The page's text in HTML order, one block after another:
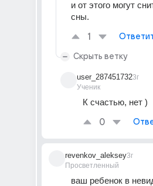
и от этого могут
сны.
1
Скрыть ветку
user_287451732
Ученик
3г
К счастью, нет )
0
revenkov_aleksey
Просветленный
3г
ваш ребенок в